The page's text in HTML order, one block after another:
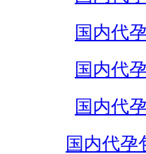
国内代
国内代
国内代
国内代孕